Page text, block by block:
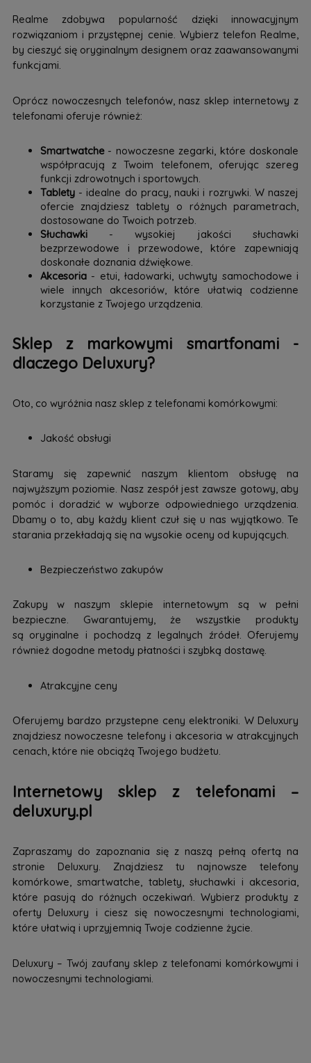
Realme zdobywa popularność dzięki innowacyjnym
rozwiązaniom i przystępnej cenie. Wybierz telefon Realme,
by cieszyć się oryginalnym designem oraz zaawansowanymi
funkcjami.
Oprócz nowoczesnych telefonów, nasz sklep internetowy z
telefonami oferuje również:
Smartwatche- nowoczesne zegarki, które doskonale
współpracują z Twoim telefonem, oferując szereg
funkcji zdrowotnych i sportowych.
Tablety- idealne do pracy, nauki i rozrywki. W naszej
ofercie znajdziesz tablety o różnych parametrach,
dostosowane do Twoich potrzeb.
Słuchawki- wysokiej jakości słuchawki
bezprzewodowe i przewodowe, które zapewniają
doskonałe doznania dźwiękowe.
Akcesoria- etui, ładowarki, uchwyty samochodowe i
wiele innych akcesoriów, które ułatwią codzienne
korzystanie z Twojego urządzenia.
Sklep z markowymi smartfonami -
dlaczego Deluxury?
Oto, co wyróżnia nasz sklep z telefonami komórkowymi:
Jakość obsługi
Staramy się zapewnić naszym klientom obsługę na
najwyższym poziomie. Nasz zespół jest zawsze gotowy, aby
pomóc i doradzić w wyborze odpowiedniego urządzenia.
Dbamy o to, aby każdy klient czuł się u nas wyjątkowo. Te
starania przekładają się na wysokie oceny od kupujących.
Bezpieczeństwo zakupów
Zakupy w naszym sklepie internetowym są w pełni
bezpieczne. Gwarantujemy, że wszystkie produkty
są oryginalne i pochodzą z legalnych źródeł. Oferujemy
również dogodne metody płatności i szybką dostawę.
Atrakcyjne ceny
Oferujemy bardzo przystepne ceny elektroniki. W Deluxury
znajdziesz nowoczesne telefony i akcesoria w atrakcyjnych
cenach, które nie obciążą Twojego budżetu.
Internetowy sklep z telefonami –
deluxury.pl
Zapraszamy do zapoznania się z naszą pełną ofertą na
stronie Deluxury. Znajdziesz tu najnowsze telefony
komórkowe, smartwatche, tablety, słuchawki i akcesoria,
które pasują do różnych oczekiwań. Wybierz produkty z
oferty Deluxury i ciesz się nowoczesnymi technologiami,
które ułatwią i uprzyjemnią Twoje codzienne życie.
Deluxury – Twój zaufany sklep z telefonami komórkowymi i
nowoczesnymi technologiami.